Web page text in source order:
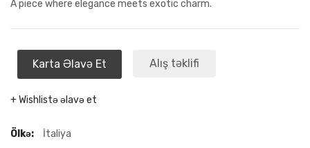
A piece where elegance meets exotic charm.
Karta Əlavə Et Alış təklifi
+ Wishlistə əlavə et
Ölkə: İtaliya